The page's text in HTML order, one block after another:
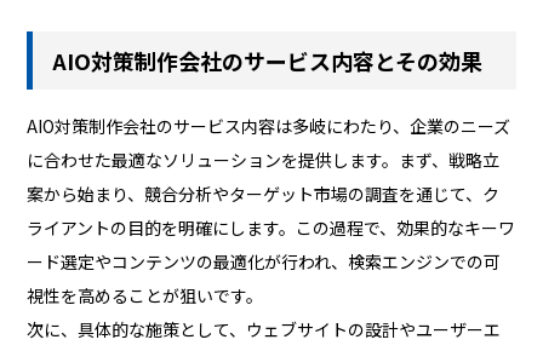
AIO対策制作会社のサービス内容とその効果
AIO対策制作会社のサービス内容は多岐にわたり、企業のニーズ
に合わせた最適なソリューションを提供します。まず、戦略立
案から始まり、競合分析やターゲット市場の調査を通じて、ク
ライアントの目的を明確にします。この過程で、効果的なキーワ
ード選定やコンテンツの最適化が行われ、検索エンジンでの可
視性を高めることが狙いです。
次に、具体的な施策として、ウェブサイトの設計やユーザーエ